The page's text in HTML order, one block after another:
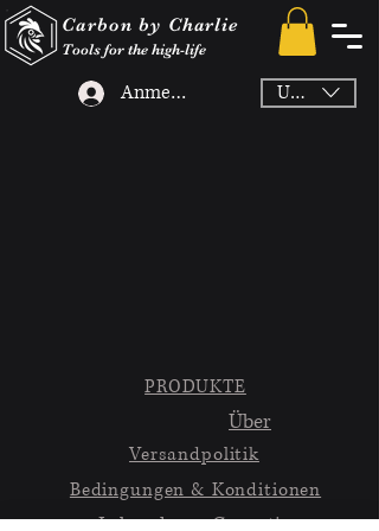
Carbon by Charlie
Tools for the high-life
USD ($)
Anmelden
PRODUKTE
Über
Versandpolitik
Bedingungen & Konditionen
Lebenslange Garantie